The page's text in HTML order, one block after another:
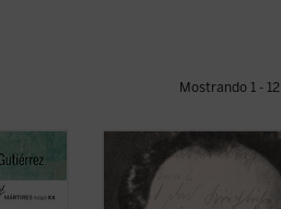
Mostrando 1 -
del
Franz Jägerstätter,
casado, padre de tres
católico, fue ejecutado en